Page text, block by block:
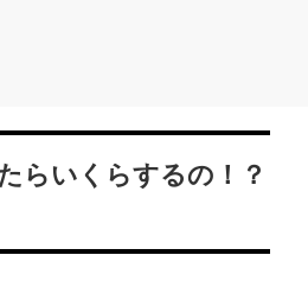
らいくらするの！？